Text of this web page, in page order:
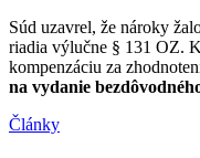
Súd uzavrel, že nároky
riadia výlučne § 131 OZ.
kompenzáciu za
na vydanie
Články